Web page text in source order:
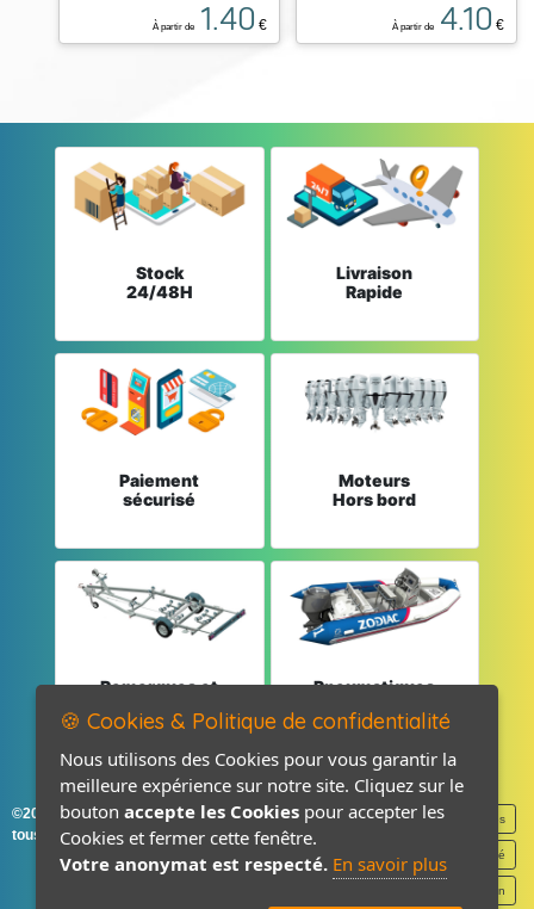
À partir de 1.40 € À partir de 4.10 €
Stock
24/48H
Livraison
Rapide
Paiement
sécurisé
Moteurs
Hors bord
Remorques et
Pneumatiques
©2026-2027 France Accastillage
tous droits réservés
Mentions légales
Politique de confidentialité
Contact / Plan
🍪 Cookies & Politique de confidentialité
Nous utilisons des Cookies pour vous garantir la
meilleure expérience sur notre site. Cliquez sur le
bouton accepte les Cookies pour accepter les
Cookies et fermer cette fenêtre.
Votre anonymat est respecté. En savoir plus